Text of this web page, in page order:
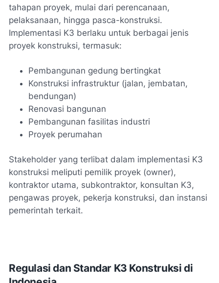
tahapan proyek, mulai dari perencanaan,
pelaksanaan, hingga pasca-konstruksi.
Implementasi K3 berlaku untuk berbagai jenis
proyek konstruksi, termasuk:
Pembangunan gedung bertingkat
Konstruksi infrastruktur (jalan, jembatan,
bendungan)
Renovasi bangunan
Pembangunan fasilitas industri
Proyek perumahan
Stakeholder yang terlibat dalam implementasi K3
konstruksi meliputi pemilik proyek (owner),
kontraktor utama, subkontraktor, konsultan K3,
pengawas proyek, pekerja konstruksi, dan instansi
pemerintah terkait.
Regulasi dan Standar K3 Konstruksi di